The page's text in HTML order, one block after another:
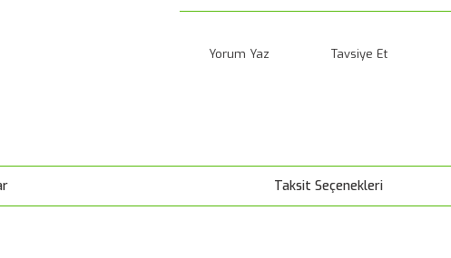
Yorum Yaz Tavsiye Et
Taksit Seçenekleri